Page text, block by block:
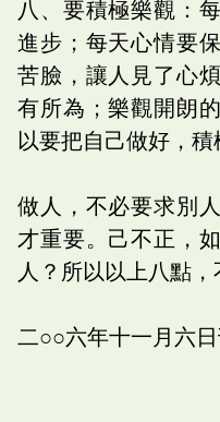
八、要積極樂觀：
進步；每天心情要
苦臉，讓人見了心
有所為；樂觀開朗
以要把自己做好，積
做人，不必要求別
才重要。己不正，
人？所以以上八點，
二○○六年十一月六日